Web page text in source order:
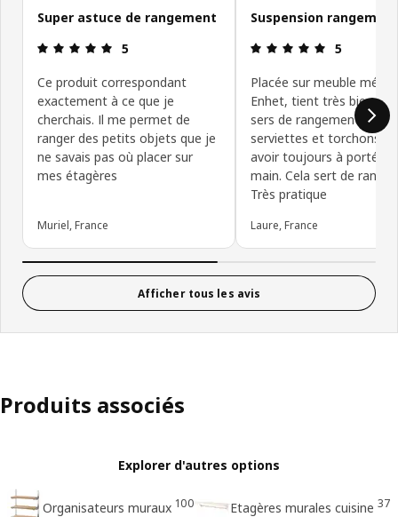
Super astuce de rangement
Avis: 5 sur 5 étoiles
5
Ce produit correspondant
exactement à ce que je
cherchais. Il me permet de
ranger des petits objets que je
ne savais pas où placer sur
mes étagères
Muriel, France
Suspension rangement
Avis: 5 sur
5
Placée sur meuble métal
Enhet, tient très bien, je
sers de rangement pour
serviettes et torchons
avoir toujours à portée
main. Cela sert de
Très pratique
Laure, France
Afficher tous les avis
Produits associés
Explorer d'autres options
Organisateurs muraux 100 Etagères murales cuisine 37